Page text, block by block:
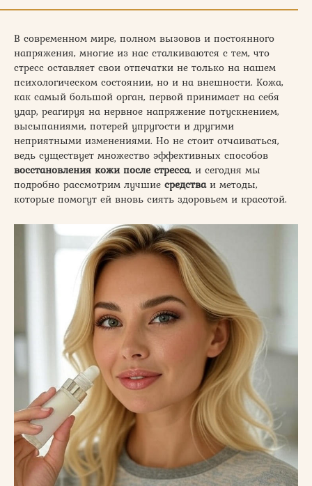
В современном мире, полном вызовов и постоянного
напряжения, многие из нас сталкиваются с тем, что
стресс оставляет свои отпечатки не только на нашем
психологическом состоянии, но и на внешности. Кожа,
как самый большой орган, первой принимает на себя
удар, реагируя на нервное напряжение потускнением,
высыпаниями, потерей упругости и другими
неприятными изменениями. Но не стоит отчаиваться,
ведь существует множество эффективных способов
восстановления кожи после стресса, и сегодня мы
подробно рассмотрим лучшие средстваи методы,
которые помогут ей вновь сиять здоровьем и красотой.